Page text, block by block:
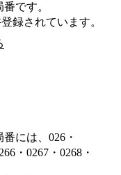
です。
録されています。
には、026・
・0267・0268・